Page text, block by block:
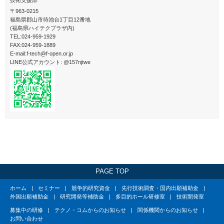
〒963-0215
福島県郡山市待池台1丁目12番地
(福島県ハイテクプラザ内)
TEL:024-959-1929
FAX:024-959-1889
E-mail:f-tech@f-open.or.jp
LINE公式アカウント: @157njtwe
PAGE TOP
ホーム セミナー 競争的研究資金
先行技術調査・国内出願補助金
外国出願補助金
研究開発等補助金 多目的ホール研修室 技術開発室
募集中の研修 テクノ・コムからのお知らせ
関係機関からのお知らせ
お問い合わせ